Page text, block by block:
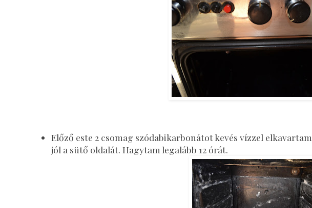
Előző este 2 csomag szódabikarbonátot kevés vízzel
jól a sütő oldalát. Hagytam legalább 12 órát.